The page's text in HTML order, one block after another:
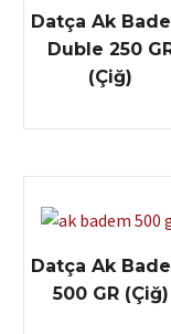
Datça Ak
Duble 250
(Çiğ)
Datça Ak
500 GR (Çiğ)